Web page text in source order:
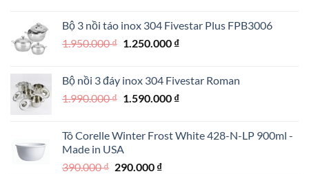
890.000 ₫.là:
690.000 ₫.
Bộ 3 nồi táo inox 304 Fivestar Plus FPB3006
1.950.000₫ Giá
1.950.000 ₫.
1.250.000 ₫Giá
là:
1.250.000 ₫.
Bộ nồi 3 đáy inox 304 Fivestar Roman
1.990.000₫ Giá
1.990.000 ₫.
1.590.000 ₫Giá
là:
Tô Corelle Winter Frost White 428-N-LP 900ml -
Made in USA
390.000₫ Giá
290.000 ₫Giá